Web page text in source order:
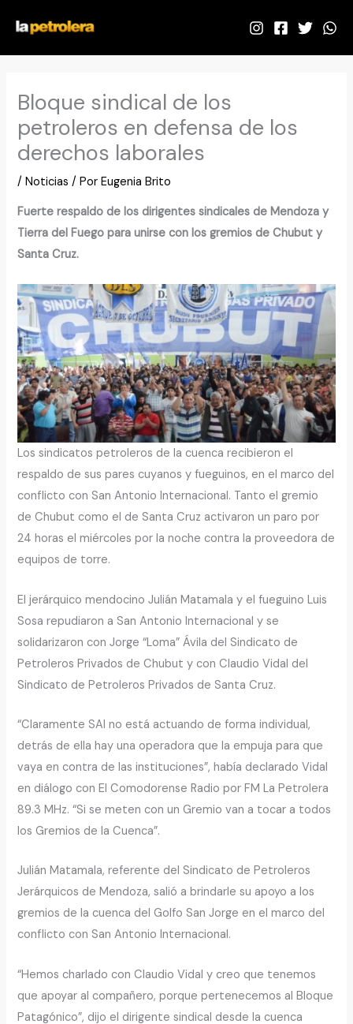
contenido
Bloque sindical de los
petroleros en defensa de los
derechos laborales
/Noticias / PorEugenia Brito
Fuerte respaldo de los dirigentes sindicales de Mendoza y
Tierra del Fuego para unirse con los gremios de Chubut y
Santa Cruz.
Los sindicatos petroleros de la cuenca recibieron el
respaldo de sus pares cuyanos y fueguinos, en el marco del
conflicto con San Antonio Internacional. Tanto el gremio
de Chubut como el de Santa Cruz activaron un paro por
24 horas el miércoles por la noche contra la proveedora de
equipos de torre.
El jerárquico mendocino Julián Matamala y el fueguino Luis
Sosa repudiaron a San Antonio Internacional y se
solidarizaron con Jorge “Loma” Ávila del Sindicato de
Petroleros Privados de Chubut y con Claudio Vidal del
Sindicato de Petroleros Privados de Santa Cruz.
“Claramente SAI no está actuando de forma individual,
detrás de ella hay una operadora que la empuja para que
vaya en contra de las instituciones”, había declarado Vidal
en diálogo con El Comodorense Radio por FM La Petrolera
89.3 MHz. “Si se meten con un Gremio van a tocar a todos
los Gremios de la Cuenca”.
Julián Matamala, referente del Sindicato de Petroleros
Jerárquicos de Mendoza, salió a brindarle su apoyo a los
gremios de la cuenca del Golfo San Jorge en el marco del
conflicto con San Antonio Internacional.
“Hemos charlado con Claudio Vidal y creo que tenemos
que apoyar al compañero, porque pertenecemos al Bloque
Patagónico”, dijo el dirigente sindical desde la cuenca